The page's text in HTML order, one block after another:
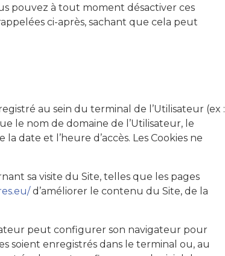
pouvez à tout moment désactiver ces
ci-après, sachant que cela peut
au sein du terminal de l’Utilisateur (ex :
le nom de domaine de l’Utilisateur, le
date et l’heure d’accès. Les Cookies ne
sa visite du Site, telles que les pages
d’améliorer le contenu du Site, de la
peut configurer son navigateur pour
soient enregistrés dans le terminal ou, au